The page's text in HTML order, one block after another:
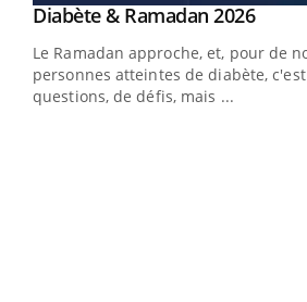
Youtube
Diabète & Ramadan 2026
Le Ramadan approche, et, pour de
personnes atteintes de diabète,
questions, de défis, mais ...